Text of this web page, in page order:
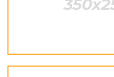
23:38 06.08.2026